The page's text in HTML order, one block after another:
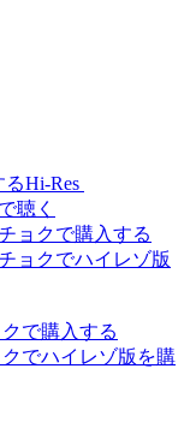
Hi-Res